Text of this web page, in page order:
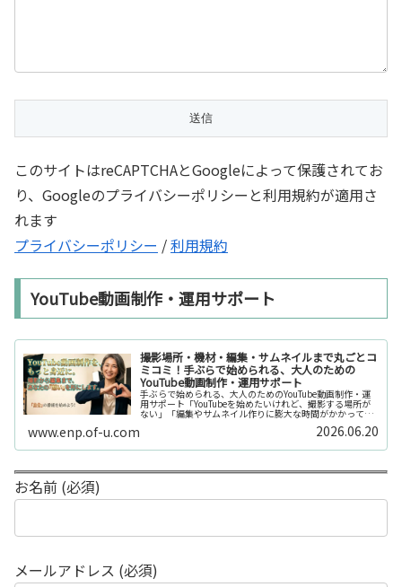
このサイトはreCAPTCHAとGoogleによって保護されてお
り、Googleのプライバシーポリシーと利用規約が適用さ
れます
プライバシーポリシー /利用規約
YouTube動画制作・運用サポート
撮影場所・機材・編集・サムネイルまで丸ごとコ
ミコミ！手ぶらで始められる、大人のための
YouTube動画制作・運用サポート
手ぶらで始められる、大人のためのYouTube動画制作・運
用サポート「YouTubeを始めたいけれど、撮影する場所が
ない」「編集やサムネイル作りに膨大な時間がかかって長
続きしない」「機材を揃えるだけで何万円もかかってしま
www.enp.of-u.com 2026.06.20
お名前 (必須)
メールアドレス (必須)